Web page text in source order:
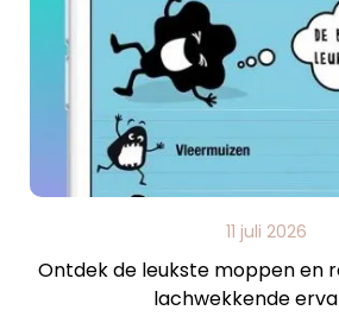
11 juli 2026
Ontdek de leukste moppen en
lachwekkende